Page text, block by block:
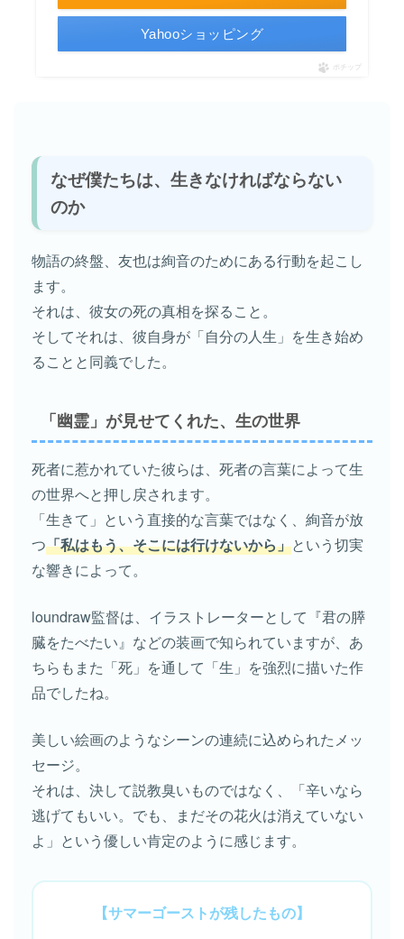
Yahooショッピング
ポチップ
なぜ僕たちは、生きなければならない
のか
物語の終盤、友也は絢音のためにある行動を起こし
ます。
それは、彼女の死の真相を探ること。
そしてそれは、彼自身が「自分の人生」を生き始め
ることと同義でした。
「幽霊」が見せてくれた、生の世界
死者に惹かれていた彼らは、死者の言葉によって生
の世界へと押し戻されます。
「生きて」という直接的な言葉ではなく、絢音が放
つ「私はもう、そこには行けないから」という切実
な響きによって。
loundraw監督は、イラストレーターとして『君の膵
臓をたべたい』などの装画で知られていますが、あ
ちらもまた「死」を通して「生」を強烈に描いた作
品でしたね。
美しい絵画のようなシーンの連続に込められたメッ
セージ。
それは、決して説教臭いものではなく、「辛いなら
逃げてもいい。でも、まだその花火は消えていない
よ」という優しい肯定のように感じます。
【サマーゴーストが残したもの】